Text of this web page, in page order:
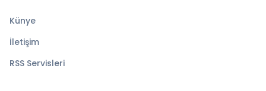
Künye
İletişim
RSS Servisleri